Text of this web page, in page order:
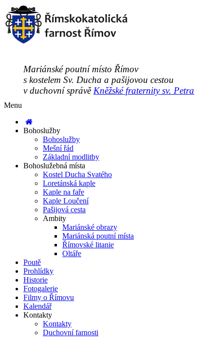
Mariánské poutní místo Římov
s kostelem Sv. Ducha a pašijovou cestou
v duchovní správě Kněžské fraternity sv. Petra
Menu
Bohoslužby
Bohoslužby
Mešní řád
Základní modlitby
Bohoslužebná místa
Kostel Ducha Svatého
Loretánská kaple
Kaple na faře
Kaple Loučení
Pašijová cesta
Ambity
Mariánské obrazy
Mariánská poutní místa
Římovské litanie
Oltáře
Poutě
Prohlídky
Historie
Fotogalerie
Filmy o Římovu
Kalendář
Kontakty
Kontakty
Duchovní farnosti